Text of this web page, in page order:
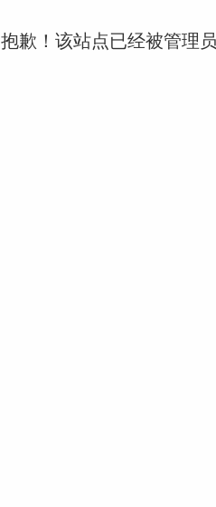
抱歉！该站点已经被管理